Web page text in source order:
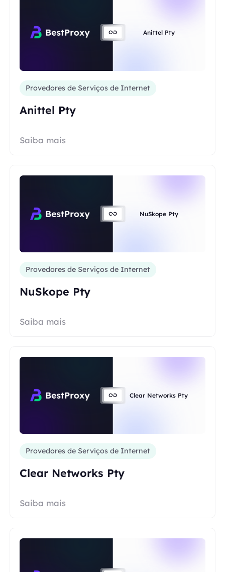
Anittel Pty
Provedores de Serviços de Internet
Anittel Pty
Saiba mais
NuSkope Pty
Provedores de Serviços de Internet
NuSkope Pty
Saiba mais
Clear Networks Pty
Provedores de Serviços de Internet
Clear Networks Pty
Saiba mais